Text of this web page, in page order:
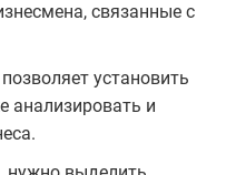
связанные с
установить
анализировать и